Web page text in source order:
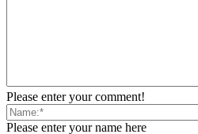
Please enter your comment!
Please enter your name here